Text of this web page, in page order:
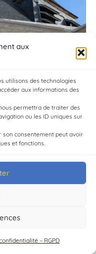
aux
utilisons des technologies
aux informations des
permettra de traiter des
ou les ID uniques sur
son consentement peut avoir
et fonctions.
– RGPD
| Tous droits réservés.